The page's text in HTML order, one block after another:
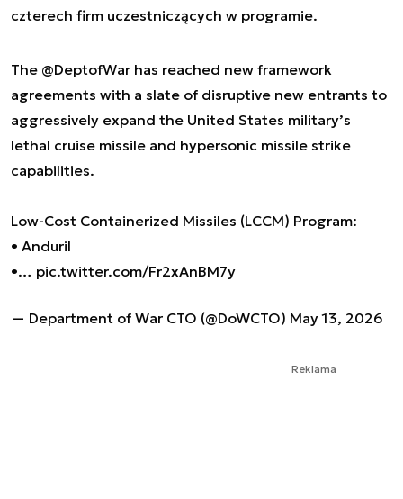
czterech firm uczestniczących w programie.
The @DeptofWar has reached new framework
agreements with a slate of disruptive new entrants to
aggressively expand the United States military’s
lethal cruise missile and hypersonic missile strike
capabilities.
Low-Cost Containerized Missiles (LCCM) Program:
• Anduril
•… pic.twitter.com/Fr2xAnBM7y
— Department of War CTO (@DoWCTO) May 13, 2026
Reklama